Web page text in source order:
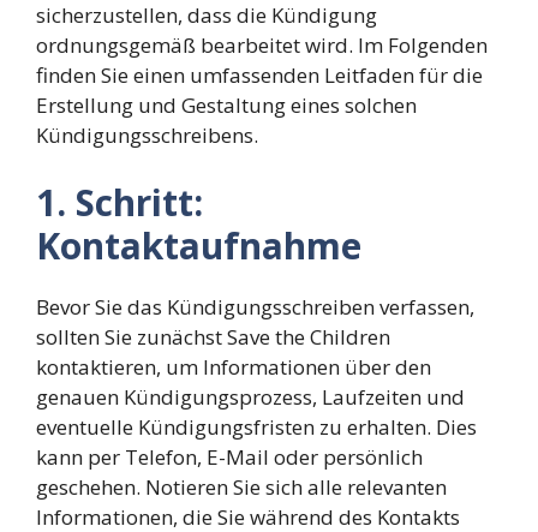
sicherzustellen, dass die Kündigung
ordnungsgemäß bearbeitet wird. Im Folgenden
finden Sie einen umfassenden Leitfaden für die
Erstellung und Gestaltung eines solchen
Kündigungsschreibens.
1. Schritt:
Kontaktaufnahme
Bevor Sie das Kündigungsschreiben verfassen,
sollten Sie zunächst Save the Children
kontaktieren, um Informationen über den
genauen Kündigungsprozess, Laufzeiten und
eventuelle Kündigungsfristen zu erhalten. Dies
kann per Telefon, E-Mail oder persönlich
geschehen. Notieren Sie sich alle relevanten
Informationen, die Sie während des Kontakts